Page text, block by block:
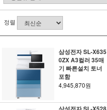
정렬
삼성전자 SL-X635
0ZX A3컬러 35매
기 빠른설치 토너
포함
4,945,870원